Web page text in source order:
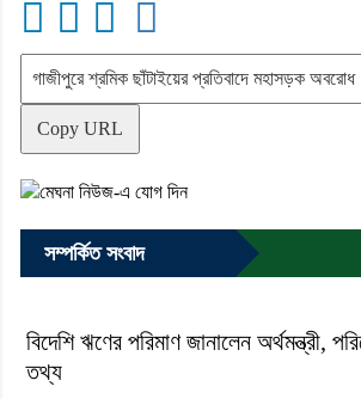
Copy URL
সম্পর্কিত সংবাদ
বিদেশি ঋণের পরিমাণ জানালেন অর্থমন্ত্রী,
তথ্য